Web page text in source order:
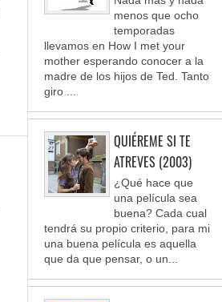
menos que ocho
temporadas
llevamos en How I met your
mother esperando conocer a la
madre de los hijos de Ted. Tanto
giro ...
QUIÉREME SI TE
ATREVES (2003)
¿Qué hace que
una película sea
buena? Cada cual
tendrá su propio criterio, para mi
una buena película es aquella
que da que pensar, o un...